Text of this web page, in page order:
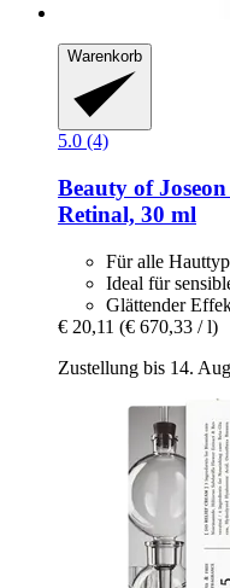
Warenkorb
5.0 (4)
Beauty of Joseon
Retinal, 30 ml
Für alle
Ideal für
Glättender
€ 20,11 (€ 670,33 / l)
Zustellung bis 14.